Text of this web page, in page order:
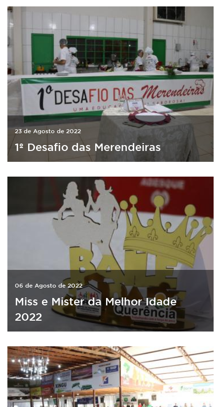
23 de Agosto de 2022
1º Desafio das Merendeiras
06 de Agosto de 2022
Miss e Mister da Melhor Idade
2022